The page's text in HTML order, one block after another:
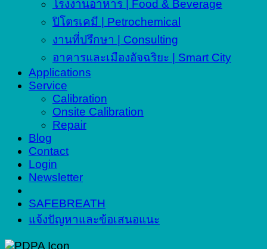
โรงงานอาหาร | Food & Beverage
ปิโตรเคมี | Petrochemical
งานที่ปรึกษา | Consulting
อาคารและเมืองอัจฉริยะ | Smart City
Applications
Service
Calibration
Onsite Calibration
Repair
Blog
Contact
Login
Newsletter
SAFEBREATH
แจ้งปัญหาและข้อเสนอแนะ